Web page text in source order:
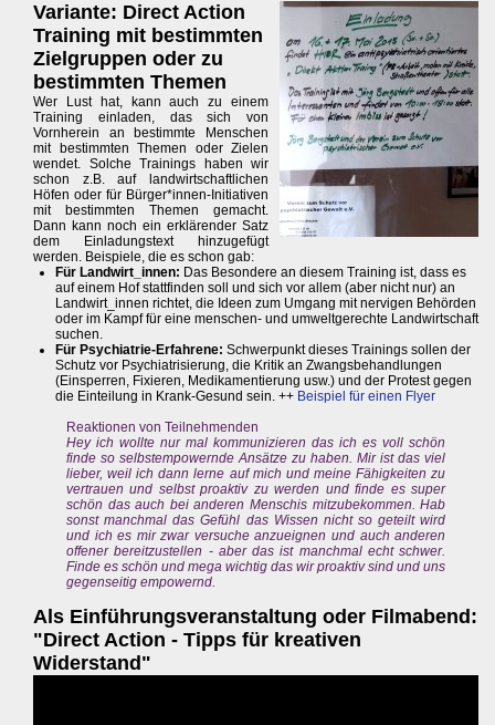
Variante: Direct Action
Training mit bestimmten
Zielgruppen oder zu
bestimmten Themen
Wer Lust hat, kann auch zu einem
Training einladen, das sich von
Vornherein an bestimmte Menschen
mit bestimmten Themen oder Zielen
wendet. Solche Trainings haben wir
schon z.B. auf landwirtschaftlichen
Höfen oder für Bürger*innen-Initiativen
mit bestimmten Themen gemacht.
Dann kann noch ein erklärender Satz
dem Einladungstext hinzugefügt
werden. Beispiele, die es schon gab:
Für Landwirt_innen: Das Besondere an diesem Training ist, dass es
auf einem Hof stattfinden soll und sich vor allem (aber nicht nur) an
Landwirt_innen richtet, die Ideen zum Umgang mit nervigen Behörden
oder im Kampf für eine menschen- und umweltgerechte Landwirtschaft
suchen.
Für Psychiatrie-Erfahrene: Schwerpunkt dieses Trainings sollen der
Schutz vor Psychiatrisierung, die Kritik an Zwangsbehandlungen
(Einsperren, Fixieren, Medikamentierung usw.) und der Protest gegen
die Einteilung in Krank-Gesund sein. ++ Beispiel für einen Flyer
Reaktionen von Teilnehmenden
Hey ich wollte nur mal kommunizieren das ich es voll schön
finde so selbstempowernde Ansätze zu haben. Mir ist das viel
lieber, weil ich dann lerne auf mich und meine Fähigkeiten zu
vertrauen und selbst proaktiv zu werden und finde es super
schön das auch bei anderen Menschis mitzubekommen. Hab
sonst manchmal das Gefühl das Wissen nicht so geteilt wird
und ich es mir zwar versuche anzueignen und auch anderen
offener bereitzustellen - aber das ist manchmal echt schwer.
Finde es schön und mega wichtig das wir proaktiv sind und uns
gegenseitig empowernd.
Als Einführungsveranstaltung oder Filmabend:
"Direct Action - Tipps für kreativen
Widerstand"